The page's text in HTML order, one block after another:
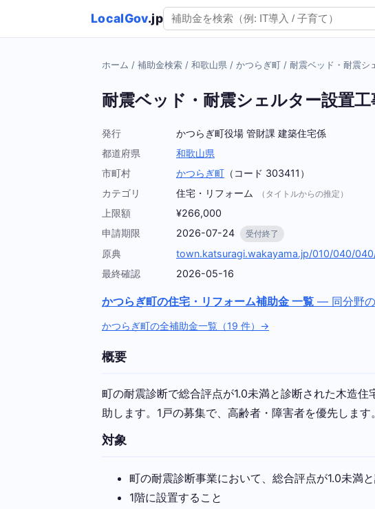
LocalGov.jp
ホーム / 補助金検索 / 和歌山県 / かつらぎ町 / 耐震ベッド・耐震シ
耐震ベッド・耐震シェルター設置工
発行
かつらぎ町役場 管財課 建築住宅係
都道府県
和歌山県
市町村
かつらぎ町 （コード 303411）
カテゴリ
住宅・リフォーム （タイトルからの推定）
上限額
¥266,000
申請期限
2026-07-24 受付終了
原典
town.katsuragi.wakayama.jp/010/040/
最終確認
2026-05-16
かつらぎ町の住宅・リフォーム補助金 一覧 — 同分野
かつらぎ町の全補助金一覧（19 件）→
概要
町の耐震診断で総合評点が1.0未満と診断された木造
助します。1戸の募集で、高齢者・障害者を優先します。
対象
町の耐震診断事業において、総合評点が1.0未満
1階に設置すること